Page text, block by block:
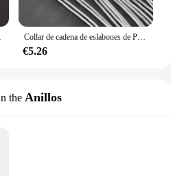
al por mayor Collar de cadena de eslabones de Plata de Ley 925 pura, joyería con cierre de langosta suave fuerte, 10 piezas, venta al por mayor, 16-30 pulgadas
€5.26
the Anillos